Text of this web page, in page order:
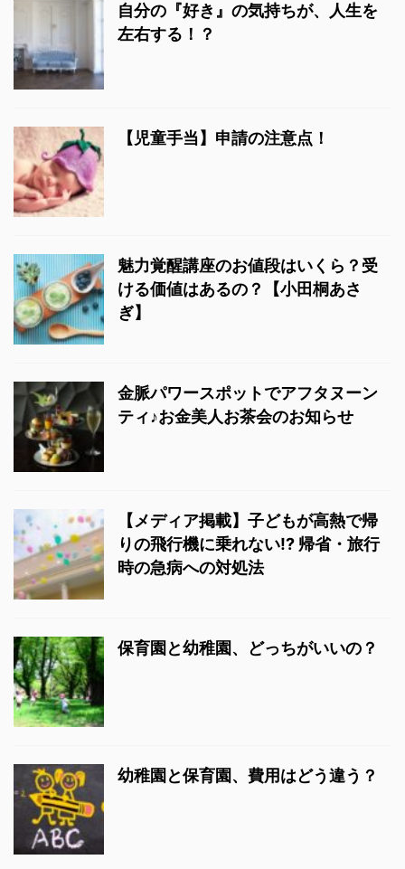
自分の『好き』の気持ちが、人生を
左右する！？
【児童手当】申請の注意点！
魅力覚醒講座のお値段はいくら？受
ける価値はあるの？【小田桐あさ
ぎ】
金脈パワースポットでアフタヌーン
ティ♪お金美人お茶会のお知らせ
【メディア掲載】子どもが高熱で帰
りの飛行機に乗れない!? 帰省・旅行
時の急病への対処法
保育園と幼稚園、どっちがいいの？
幼稚園と保育園、費用はどう違う？